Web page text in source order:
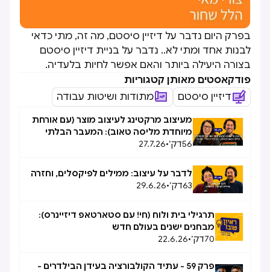
בפרק היום נדבר על דיזיין סיסטם, מה זה, מתי כדאי
לבנות אחד ומתי לא.. נדבר על בניית דיזיין סיסטם
בצורה היעילה ביותר והאם אפשר לחיות בלעדיה.
פודקאסטים מאותן קטגוריות
דיזיין סיסטם
מתודות ושיטות עבודה
מעיצוב מרקטינג לעיצוב מוצר (עם אורחת
מיוחדת מליסה טאוב): המעבר הבלתי
אפשרי, אפשרי
56דק׳•
27.7.26
לדבר על עיצוב: ממילים לפיקסלים, וחזרה
63דק׳•
29.6.26
תרגילי בית ולוח (חי! עם סטארטאפ דיזיינרס):
מבחנים ישנים בעולם חדש
70דק׳•
22.6.26
פרק 59 - עתיד הקולבורציה בעידן הבילדרים -